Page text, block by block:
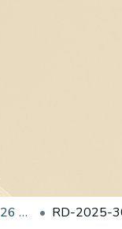
Edición 001/2025 del 26 de mayo de 2025